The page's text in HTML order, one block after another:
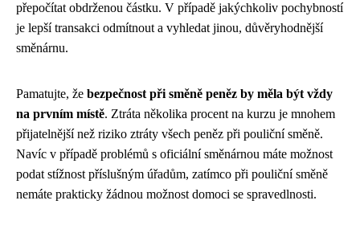
přepočítat obdrženou částku. V případě jakýchkoliv pochybností
je lepší transakci odmítnout a vyhledat jinou, důvěryhodnější
směnárnu.
Pamatujte, že bezpečnost při směně peněz by měla být vždy
na prvním místě. Ztráta několika procent na kurzu je mnohem
přijatelnější než riziko ztráty všech peněz při pouliční směně.
Navíc v případě problémů s oficiální směnárnou máte možnost
podat stížnost příslušným úřadům, zatímco při pouliční směně
nemáte prakticky žádnou možnost domoci se spravedlnosti.